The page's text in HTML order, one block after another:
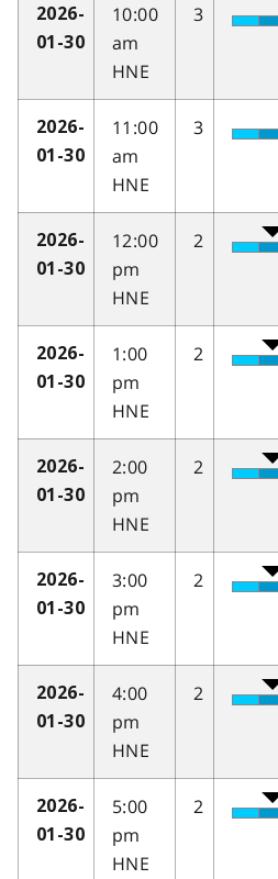
2026-
01-30
10:00
am
HNE
3
2026-
01-30
11:00
am
HNE
3
2026-
01-30
12:00
pm
HNE
2
2026-
01-30
1:00
pm
HNE
2
2026-
01-30
2:00
pm
HNE
2
2026-
01-30
3:00
pm
HNE
2
2026-
01-30
4:00
pm
HNE
2
2026-
01-30
5:00
pm
HNE
2